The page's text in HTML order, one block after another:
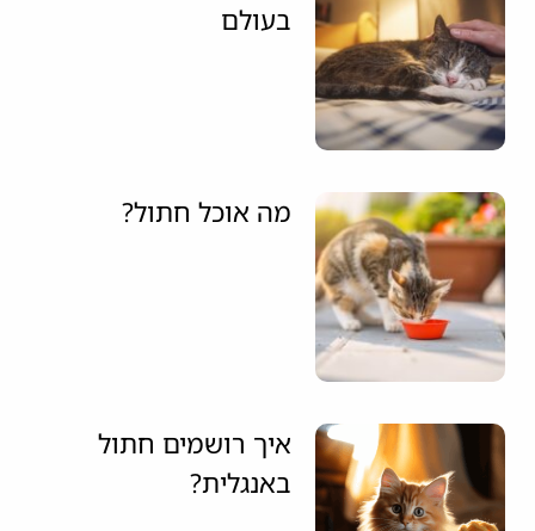
בעולם
מה אוכל חתול?
איך רושמים חתול
באנגלית?